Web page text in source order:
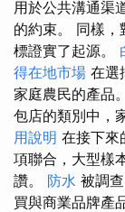
用於公共溝通渠
的約束。 同樣
標證實了起源。
得在地市場 在選
家庭農民的產品。
包店的類別中，
用說明 在接下來
項聯合，大型樣
讚。 防水 被調
買與商業品牌產